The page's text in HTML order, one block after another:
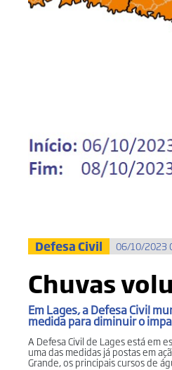
Defesa Civil 06/10/2023
Chuvas
Em Lages, a Defesa Civil
medida para diminuir o
A Defesa Civil de Lages está em
uma das medidas já postas em
Grande, os principais cursos de